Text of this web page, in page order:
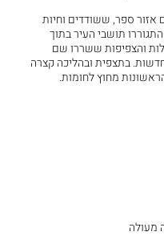
ספר, ששודדים וחיות
טרף הילכו בו, וכך עד שלהי המאה ה-19 התגוררו תושבי העיר בתוך
והצפיפות ששררו שם
בתצפית ובהליכה קצרה
מחוץ לחומות.
מעולה